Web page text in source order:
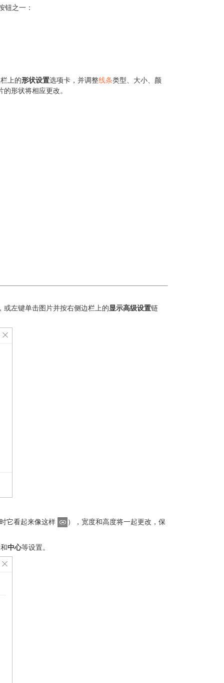
钮之一：
上的形状设置选项卡，并调整线条类型、大小、颜
形状将相应更改。
或左键单击图片并按右侧边栏上的显示高级设置链
它看起来像这样
），宽度和高度将一起更改，保
和中心等设置。